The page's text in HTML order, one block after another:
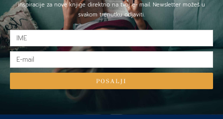
inspiracije za nove knjige direktno na tvoj e- mail. Newsletter možeš u
svakom trenutku odjaviti.
IME
mail
POSALJI